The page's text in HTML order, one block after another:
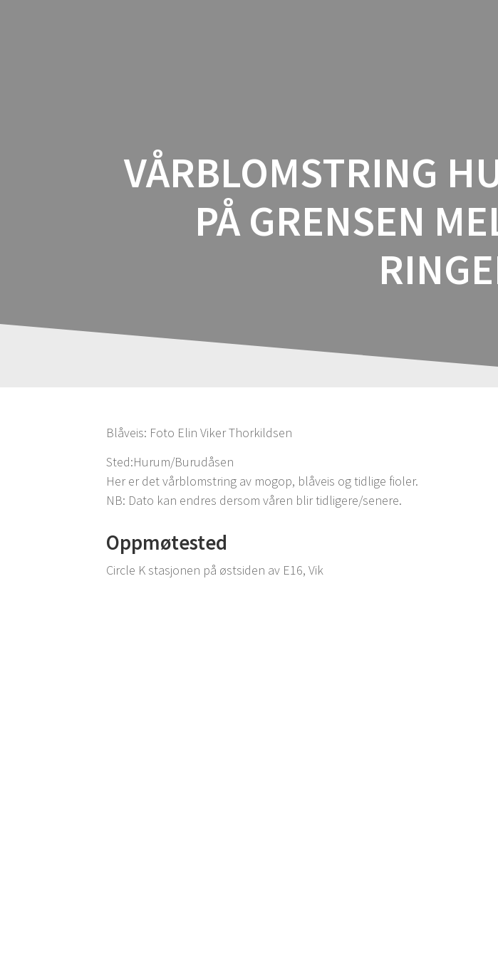
VÅRBLOMSTRING
PÅ GRENSEN
Blåveis: Foto Elin Viker Thorkildsen
Sted:Hurum/Burudåsen
Her er det vårblomstring av mogop, blåveis og tidlige fioler.
NB: Dato kan endres dersom våren blir tidligere/senere.
Oppmøtested
Circle K stasjonen på østsiden av E16, Vik